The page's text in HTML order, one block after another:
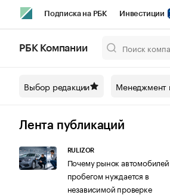
Подписка на РБК Инвестиции
Спецпроекты СПб
Технологии и медиа
РБК Компании
Выбор редакции Менеджмент
Лента публикаций
RULIZOR
Почему рынок
пробегом нуждается в
независимой проверке